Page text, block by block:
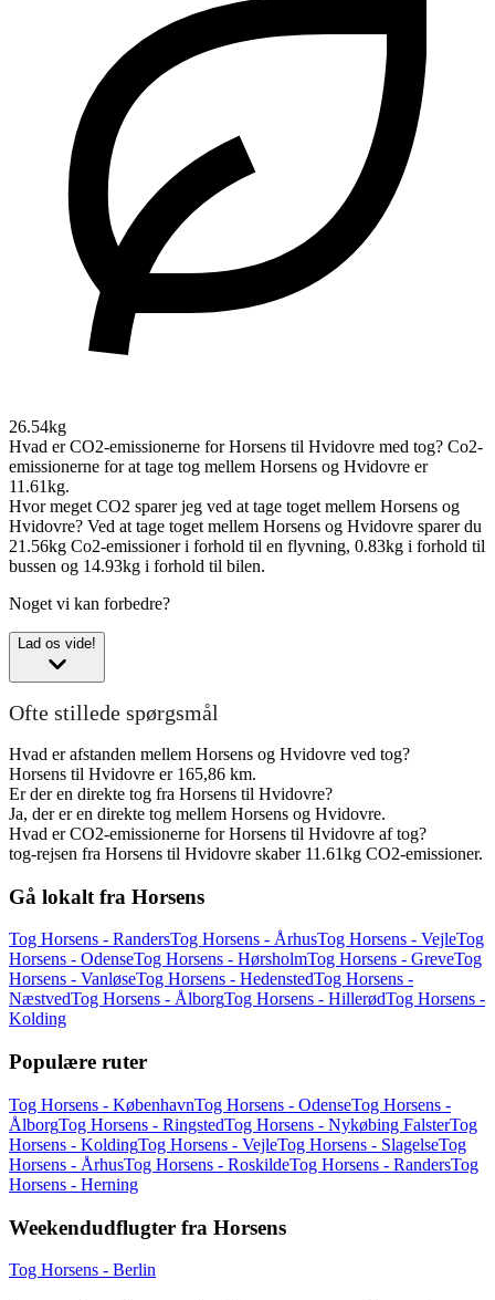
26.54kg
Hvad er CO2-emissionerne for Horsens til Hvidovre med tog? Co2-
emissionerne for at tage tog mellem Horsens og Hvidovre er
11.61kg.
Hvor meget CO2 sparer jeg ved at tage toget mellem Horsens og
Hvidovre? Ved at tage toget mellem Horsens og Hvidovre sparer du
21.56kg Co2-emissioner i forhold til en flyvning, 0.83kg i forhold til
bussen og 14.93kg i forhold til bilen.
Noget vi kan forbedre?
Lad os vide!
Ofte stillede spørgsmål
Hvad er afstanden mellem Horsens og Hvidovre ved tog?
Horsens til Hvidovre er 165,86 km.
Er der en direkte tog fra Horsens til Hvidovre?
Ja, der er en direkte tog mellem Horsens og Hvidovre.
Hvad er CO2-emissionerne for Horsens til Hvidovre af tog?
tog-rejsen fra Horsens til Hvidovre skaber 11.61kg CO2-emissioner.
Gå lokalt fra Horsens
Tog Horsens - RandersTog Horsens - ÅrhusTog Horsens - VejleTog
Horsens - OdenseTog Horsens - HørsholmTog Horsens - GreveTog
Horsens - VanløseTog Horsens - HedenstedTog Horsens -
NæstvedTog Horsens - ÅlborgTog Horsens - HillerødTog Horsens -
Kolding
Populære ruter
Tog Horsens - KøbenhavnTog Horsens - OdenseTog Horsens -
ÅlborgTog Horsens - RingstedTog Horsens - Nykøbing FalsterTog
Horsens - KoldingTog Horsens - VejleTog Horsens - SlagelseTog
Horsens - ÅrhusTog Horsens - RoskildeTog Horsens - RandersTog
Horsens - Herning
Weekendudflugter fra Horsens
Tog Horsens - Berlin